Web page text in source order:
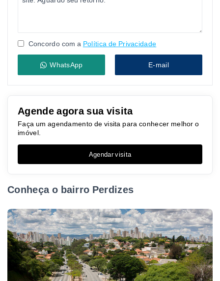
Concordo com a Política de Privacidade
WhatsApp E-mail
Agende agora sua visita
Faça um agendamento de visita para conhecer melhor o
imóvel.
Agendar visita
Conheça o bairro Perdizes